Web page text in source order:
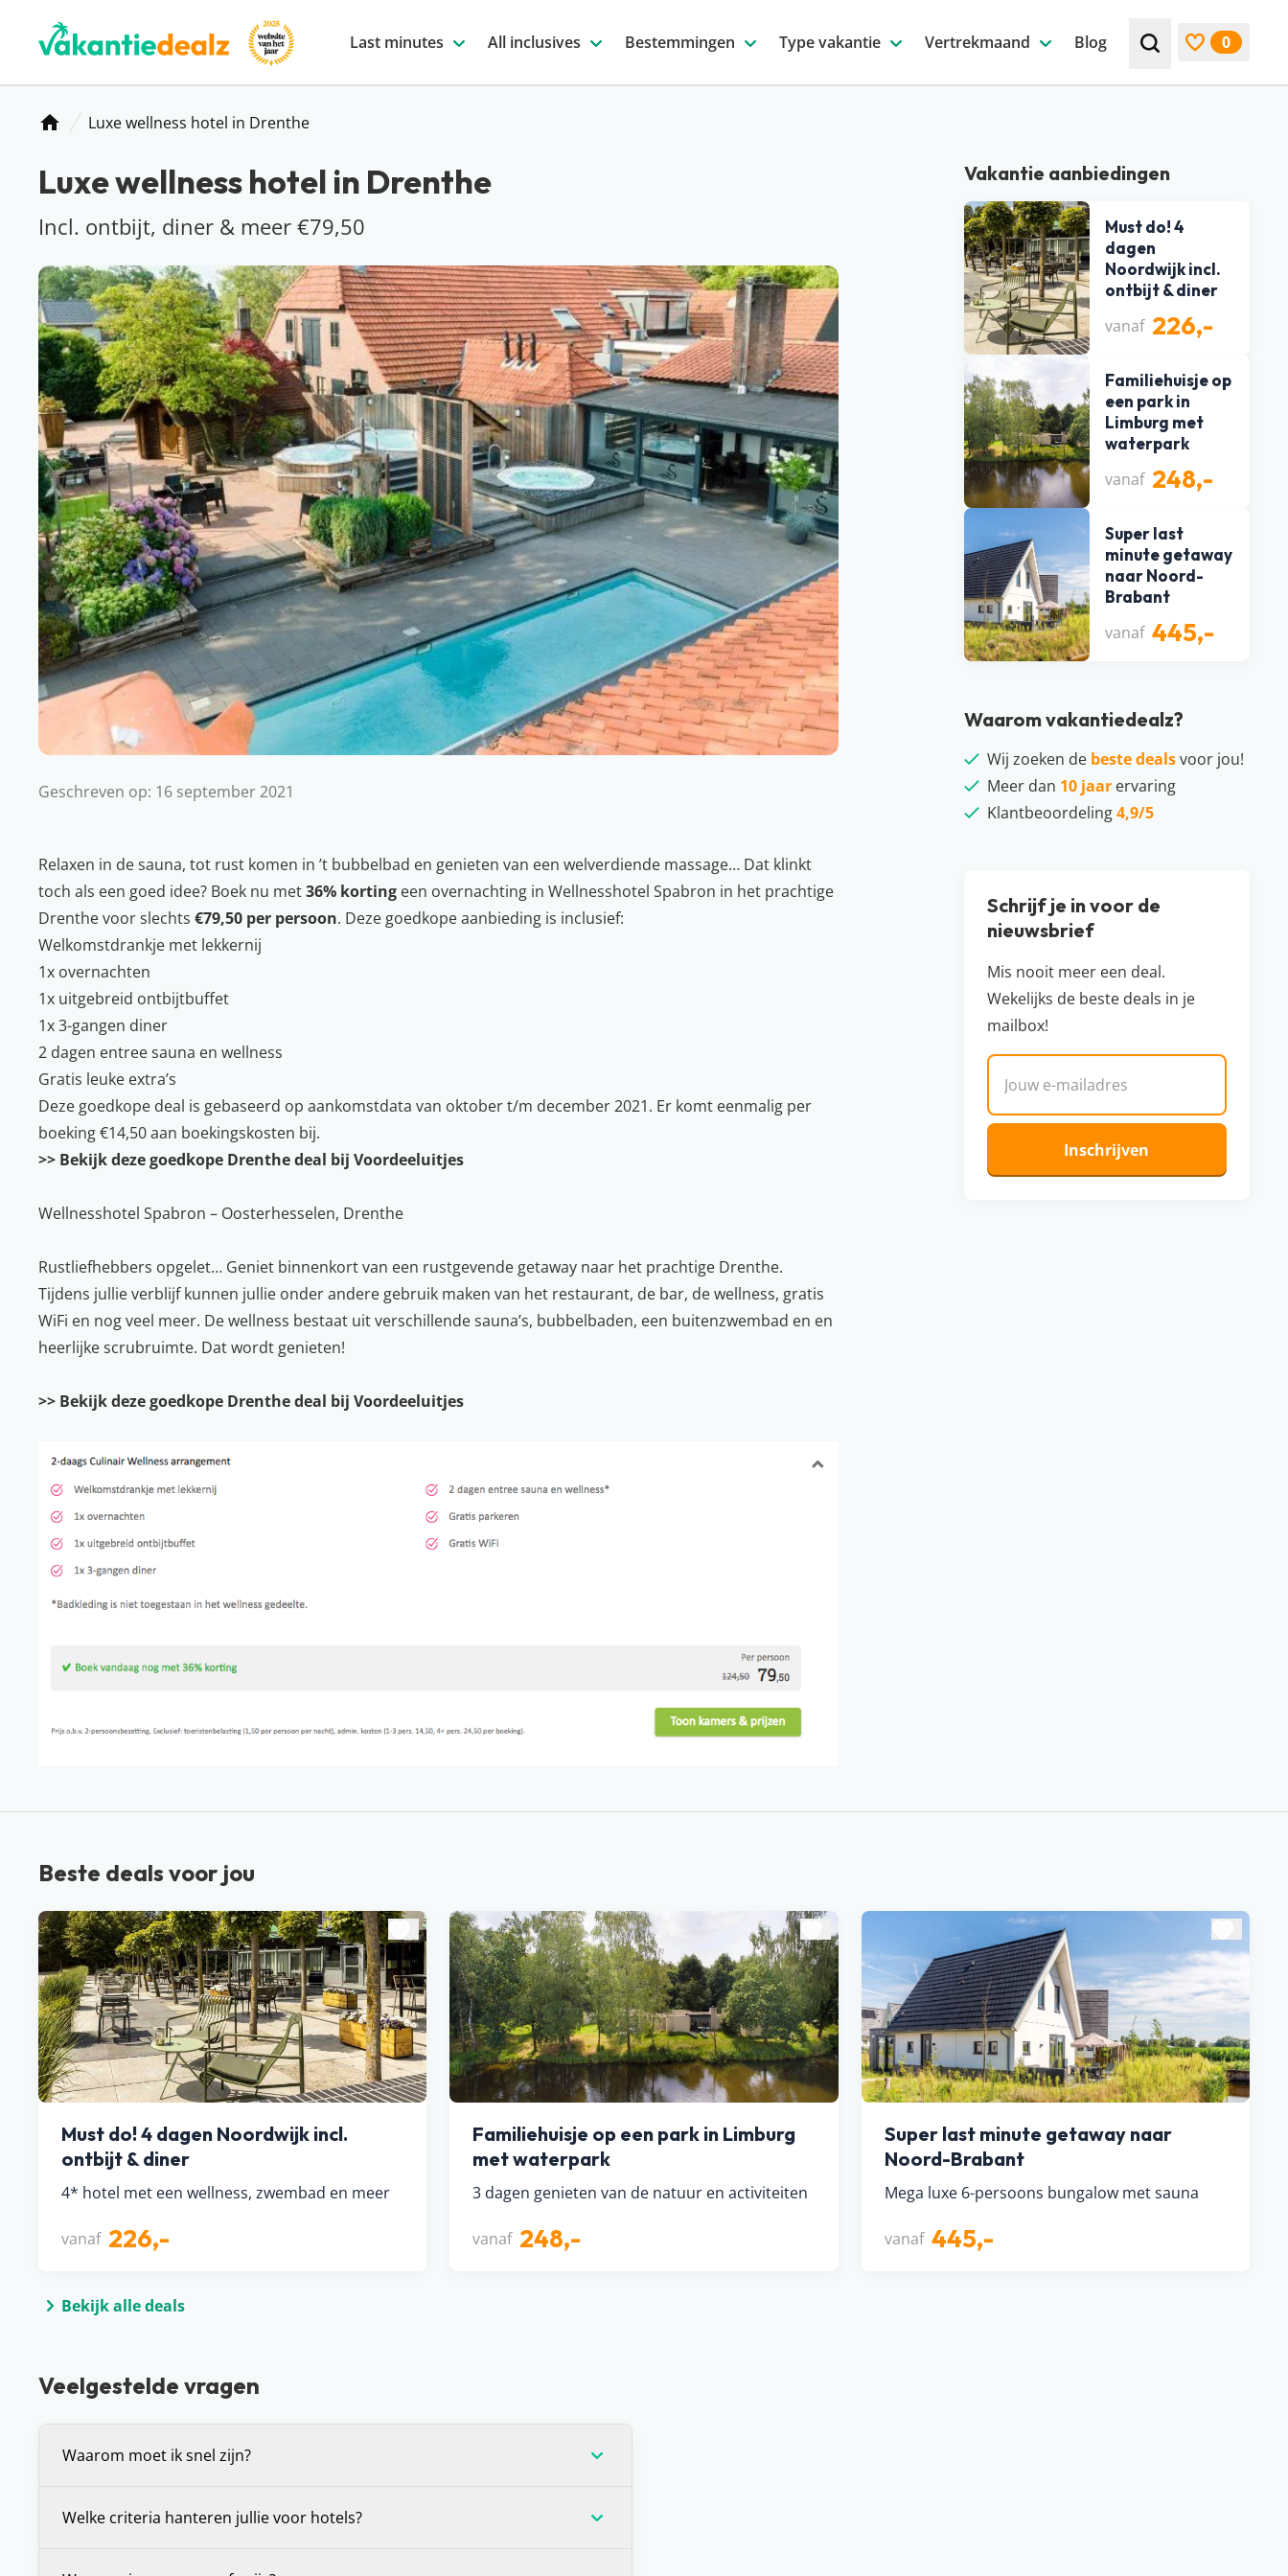
Last minutes All inclusives Bestemmingen Type vakantie Vertrekmaand Blog Zoek bijv. een
0
Home
Luxe wellness hotel in Drenthe
Luxe wellness hotel in Drenthe
Incl. ontbijt, diner & meer €79,50
Geschreven op: 16 september 2021
Relaxen in de sauna, tot rust komen in ’t bubbelbad en genieten van een welverdiende massage… Dat klinkt
toch als een goed idee? Boek nu met36% korting een overnachting in Wellnesshotel Spabron in het prachtige
Drenthe voor slechts €79,50 per persoon. Deze goedkope aanbieding is inclusief:
Welkomstdrankje met lekkernij
1x overnachten
1x uitgebreid ontbijtbuffet
1x 3-gangen diner
2 dagen entree sauna en wellness
Gratis leuke extra’s
Deze goedkope deal is gebaseerd op aankomstdata van oktober t/m december 2021. Er komt eenmalig per
boeking €14,50 aan boekingskosten bij.
>> Bekijk deze goedkope Drenthe deal bij Voordeeluitjes
Wellnesshotel Spabron – Oosterhesselen, Drenthe
Rustliefhebbers opgelet… Geniet binnenkort van een rustgevende getaway naar het prachtige Drenthe.
Tijdens jullie verblijf kunnen jullie onder andere gebruik maken van het restaurant, de bar, de wellness, gratis
WiFi en nog veel meer. De wellness bestaat uit verschillende sauna’s, bubbelbaden, een buitenzwembad en en
heerlijke scrubruimte. Dat wordt genieten!
>> Bekijk deze goedkope Drenthe deal bij Voordeeluitjes
Vakantie aanbiedingen
Must do! 4
dagen
Noordwijk incl.
ontbijt & diner
vanaf 226,-
Familiehuisje op
een park in
Limburg met
waterpark
vanaf 248,-
Super last
minute getaway
naar Noord-
Brabant
vanaf 445,-
Waarom vakantiedealz?
Wij zoeken de beste dealsvoor jou!
Meer dan 10 jaarervaring
Klantbeoordeling4,9/5
Schrijf je in voor de
nieuwsbrief
Mis nooit meer een deal.
Wekelijks de beste deals in je
mailbox!
E-mailadres
Inschrijven
Beste deals voor jou
Must do! 4 dagen Noordwijk incl.
ontbijt & diner
4* hotel met een wellness, zwembad en meer
vanaf 226,-
Familiehuisje op een park in Limburg
met waterpark
3 dagen genieten van de natuur en activiteiten
vanaf 248,-
Super last minute getaway naar
Noord-Brabant
Mega luxe 6-persoons bungalow met sauna
vanaf 445,-
Bekijk alle deals
Veelgestelde vragen
Waarom moet ik snel zijn?
in de boekingssystemen van reisorganisaties, waardoor we niet kunnen
Welke criteria hanteren jullie voor hotels?